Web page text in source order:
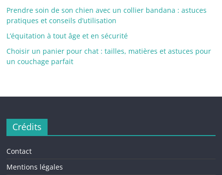
Prendre soin de son chien avec un collier bandana : astuces
pratiques et conseils d’utilisation
L’équitation à tout âge et en sécurité
Choisir un panier pour chat : tailles, matières et astuces pour
un couchage parfait
Crédits
Contact
Mentions légales